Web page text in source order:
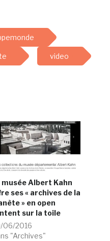
video
musée Albert Kahn
ses « archives de la
» en open
sur la toile
06/2016
"Archives"